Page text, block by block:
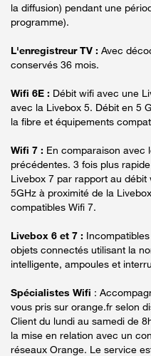
la diffusion) pendant une
programme).
L'enregistreur TV : Avec
conservés 36 mois.
Wifi 6E : Débit wifi avec une
avec la Livebox 5. Débit en 5
la fibre et équipements
Wifi 7 : En comparaison avec
précédentes. 3 fois plus
Livebox 7 par rapport au
5GHz à proximité de la
compatibles Wifi 7.
Livebox 6 et 7 :
objets connectés utilisant la
intelligente, ampoules et
Spécialistes Wifi :
vous pris sur orange.fr selon
Client du lundi au samedi de
la mise en relation avec un
réseaux Orange. Le service